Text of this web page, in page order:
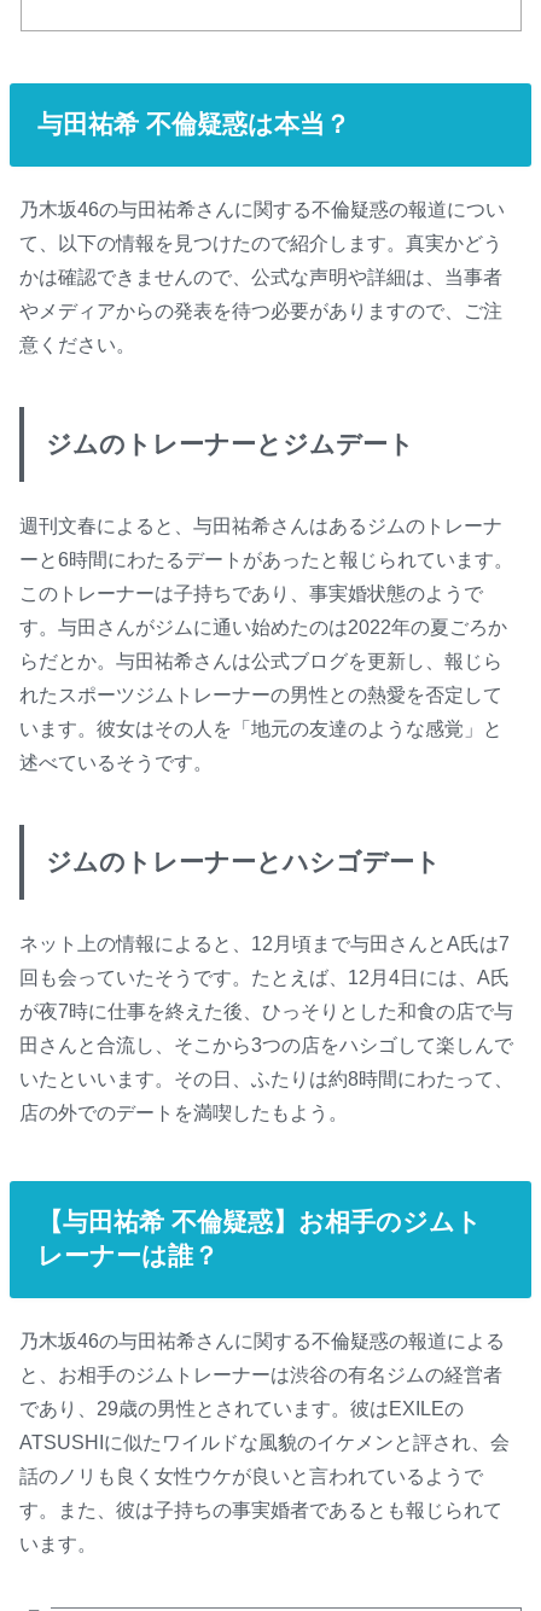
与田祐希 不倫疑惑は本当？
乃木坂46の与田祐希さんに関する不倫疑惑の報道につい
て、以下の情報を見つけたので紹介します。真実かどう
かは確認できませんので、公式な声明や詳細は、当事者
やメディアからの発表を待つ必要がありますので、ご注
意ください。
ジムのトレーナーとジムデート
週刊文春によると、与田祐希さんはあるジムのトレーナ
ーと6時間にわたるデートがあったと報じられています。
このトレーナーは子持ちであり、事実婚状態のようで
す。与田さんがジムに通い始めたのは2022年の夏ごろか
らだとか。与田祐希さんは公式ブログを更新し、報じら
れたスポーツジムトレーナーの男性との熱愛を否定して
います。彼女はその人を「地元の友達のような感覚」と
述べているそうです。
ジムのトレーナーとハシゴデート
ネット上の情報によると、12月頃まで与田さんとA氏は7
回も会っていたそうです。たとえば、12月4日には、A氏
が夜7時に仕事を終えた後、ひっそりとした和食の店で与
田さんと合流し、そこから3つの店をハシゴして楽しんで
いたといいます。その日、ふたりは約8時間にわたって、
店の外でのデートを満喫したもよう。
【与田祐希 不倫疑惑】お相手のジムト
レーナーは誰？
乃木坂46の与田祐希さんに関する不倫疑惑の報道による
と、お相手のジムトレーナーは渋谷の有名ジムの経営者
であり、29歳の男性とされています。彼はEXILEの
ATSUSHIに似たワイルドな風貌のイケメンと評され、会
話のノリも良く女性ウケが良いと言われているようで
す。また、彼は子持ちの事実婚者であるとも報じられて
います。